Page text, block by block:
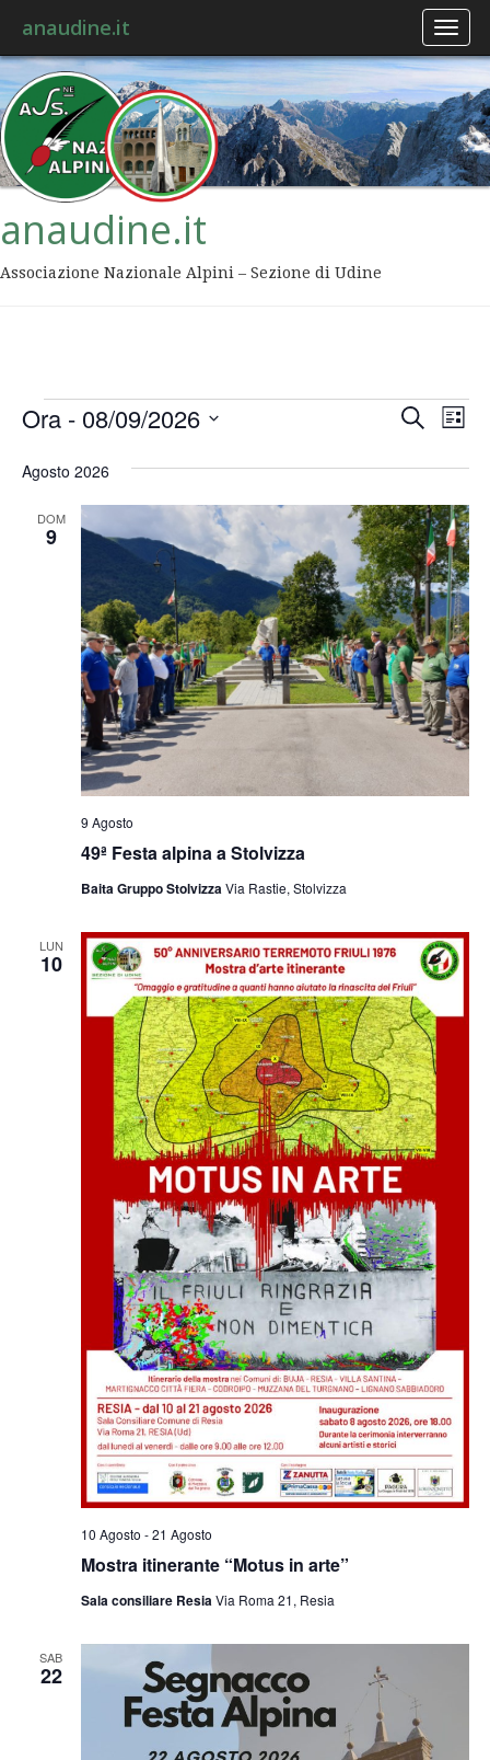
anaudine.it
anaudine.it
Associazione Nazionale Alpini – Sezione di Udine
viste
Cerca
Lista
Ora - 08/09/2026
la
Agosto 2026
DOM
9
49ª Festa alpina a Stolvizza
9 Agosto
Baita Gruppo StolvizzaVia Rastie, Stolvizza
LUN
10
Mostra itinerante “Motus in arte”
10 Agosto -21 Agosto
Sala consiliare ResiaVia Roma 21, Resia
SAB
22